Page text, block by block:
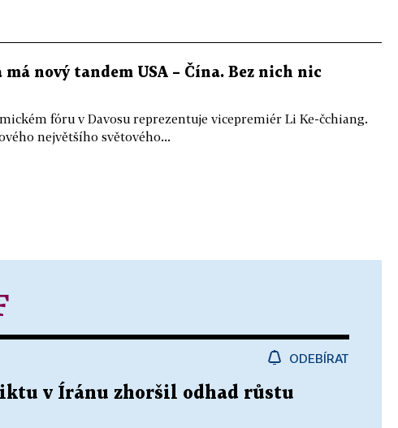
nový tandem USA – Čína. Bez nich nic
fóru v Davosu reprezentuje vicepremiér Li Ke-čchiang.
největšího světového...
ODEBÍRAT
v Íránu zhoršil odhad růstu